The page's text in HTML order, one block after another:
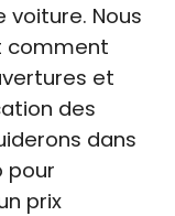
Nous
comment
et
des
dans
pour
prix